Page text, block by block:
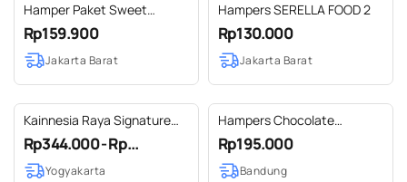
Hamper Paket Sweet
Cangcomak
Rp159.900
Jakarta Barat
Hampers SERELLA FOOD 2
Rp130.000
Jakarta Barat
Kainnesia Raya Signature
Hampers Rectangle Medium
- Qalba Hampers Islami
Series - Hampers Lebaran
Rp344.000 - Rp...
Yogyakarta
Hampers Chocolate
Lebaran - Paket Kaleng
Mones
Rp195.000
Bandung